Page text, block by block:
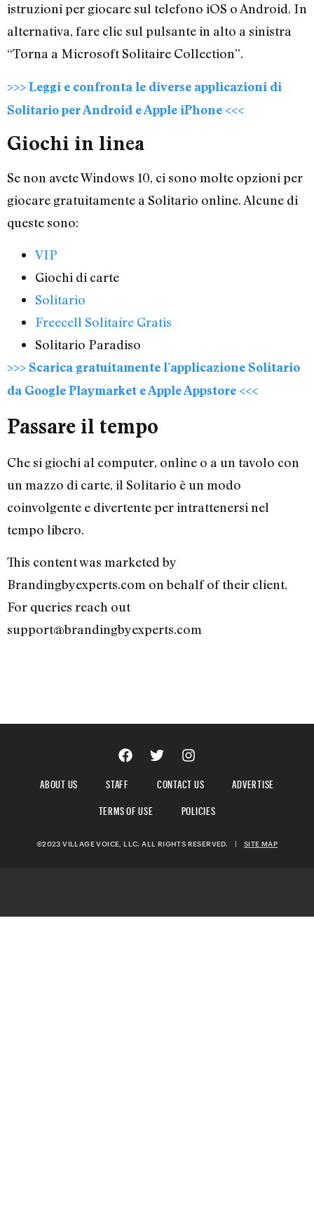
istruzioni per giocare sul telefono iOS o Android. In
alternativa, fare clic sul pulsante in alto a sinistra
“Torna a Microsoft Solitaire Collection”.
>>> Leggi e confronta le diverse applicazioni di
Solitario per Android e Apple iPhone <<<
Giochi in linea
Se non avete Windows 10, ci sono molte opzioni per
giocare gratuitamente a Solitario online. Alcune di
queste sono:
VIP
Giochi di carte
Solitario
Freecell Solitaire Gratis
Solitario Paradiso
>>> Scarica gratuitamente l’applicazione Solitario
da Google Playmarket e Apple Appstore <<<
Passare il tempo
Che si giochi al computer, online o a un tavolo con
un mazzo di carte, il Solitario è un modo
coinvolgente e divertente per intrattenersi nel
tempo libero.
This content was marketed by
Brandingbyexperts.com on behalf of their client.
For queries reach out
support@brandingbyexperts.com
ABOUT US STAFF CONTACT US
ADVERTISE
TERMS OF USE
POLICIES
©2023 VILLAGE VOICE, LLC. ALL RIGHTS RESERVED. | SITE MAP